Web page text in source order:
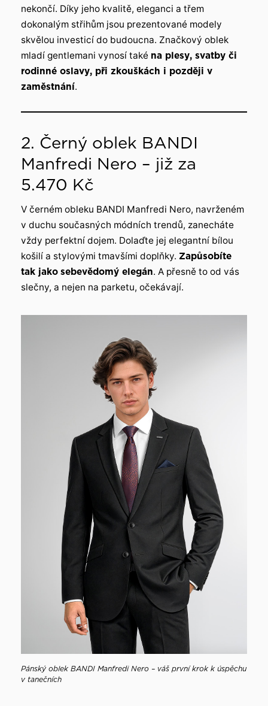
nekončí. Díky jeho kvalitě, eleganci a třem
dokonalým střihům jsou prezentované modely
skvělou investicí do budoucna. Značkový oblek
mladí gentlemani vynosí také na plesy, svatby či
rodinné oslavy, při zkouškách i později v
zaměstnání.
2. Černý oblek BANDI
Manfredi Nero – již za
5.470 Kč
V černém obleku BANDI Manfredi Nero, navrženém
v duchu současných módních trendů, zanecháte
vždy perfektní dojem. Dolaďte jej elegantní bílou
košilí a stylovými tmavšími doplňky. Zapůsobíte
tak jako sebevědomý elegán. A přesně to od vás
slečny, a nejen na parketu, očekávají.
Pánský oblek BANDI Manfredi Nero – váš první krok k úspěchu
v tanečních